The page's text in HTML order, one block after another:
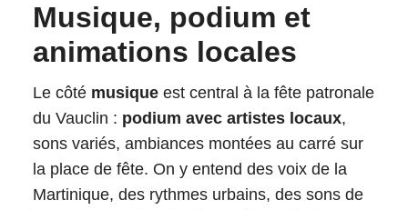
Musique, podium et
animations locales
Le côté musique est central à la fête patronale
du Vauclin : podium avec artistes locaux,
sons variés, ambiances montées au carré sur
la place de fête. On y entend des voix de la
Martinique, des rythmes urbains, des sons de